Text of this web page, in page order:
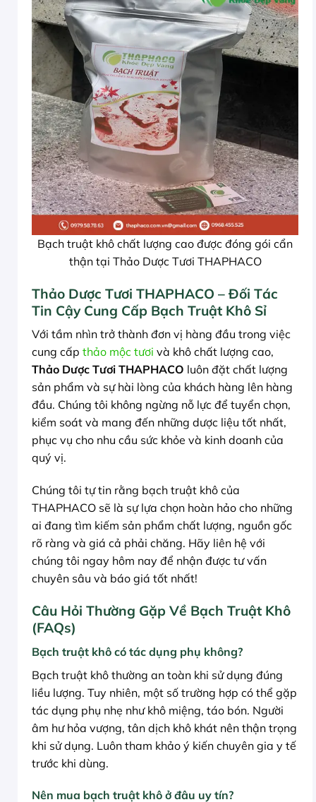
Bạch truật khô chất lượng cao được đóng gói cẩn
thận tại Thảo Dược Tươi THAPHACO
Thảo Dược Tươi THAPHACO – Đối Tác
Tin Cậy Cung Cấp Bạch Truật Khô Sỉ
Với tầm nhìn trở thành đơn vị hàng đầu trong việc
cung cấp thảo mộc tươi và khô chất lượng cao,
Thảo Dược Tươi THAPHACO luôn đặt chất lượng
sản phẩm và sự hài lòng của khách hàng lên hàng
đầu. Chúng tôi không ngừng nỗ lực để tuyển chọn,
kiểm soát và mang đến những dược liệu tốt nhất,
phục vụ cho nhu cầu sức khỏe và kinh doanh của
quý vị.
Chúng tôi tự tin rằng bạch truật khô của
THAPHACO sẽ là sự lựa chọn hoàn hảo cho những
ai đang tìm kiếm sản phẩm chất lượng, nguồn gốc
rõ ràng và giá cả phải chăng. Hãy liên hệ với
chúng tôi ngay hôm nay để nhận được tư vấn
chuyên sâu và báo giá tốt nhất!
Câu Hỏi Thường Gặp Về Bạch Truật Khô
(FAQs)
Bạch truật khô có tác dụng phụ không?
Bạch truật khô thường an toàn khi sử dụng đúng
liều lượng. Tuy nhiên, một số trường hợp có thể gặp
tác dụng phụ nhẹ như khô miệng, táo bón. Người
âm hư hỏa vượng, tân dịch khô khát nên thận trọng
khi sử dụng. Luôn tham khảo ý kiến chuyên gia y tế
trước khi dùng.
Nên mua bạch truật khô ở đâu uy tín?